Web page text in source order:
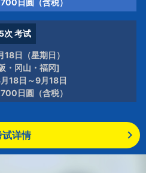
日圆（含税）
次 考试
日（星期日）
・冈山・福冈]
18日～9月18日
日圆（含税）
试详情